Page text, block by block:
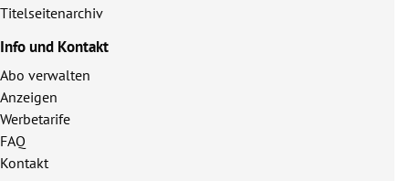
Titelseitenarchiv
Info und Kontakt
Abo verwalten
Anzeigen
Werbetarife
FAQ
Kontakt